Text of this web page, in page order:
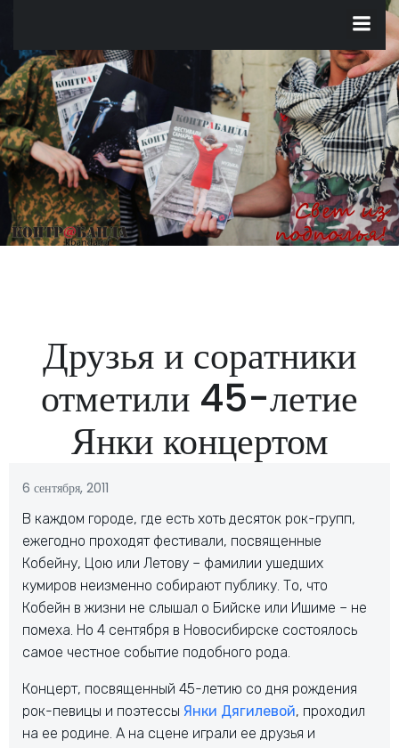
содержимому
Друзья и соратники
отметили 45-летие
Янки концертом
6 сентября, 2011
В каждом городе, где есть хоть десяток рок-групп,
ежегодно проходят фестивали, посвященные
Кобейну, Цою или Летову – фамилии ушедших
кумиров неизменно собирают публику. То, что
Кобейн в жизни не слышал о Бийске или Ишиме – не
помеха. Но 4 сентября в Новосибирске состоялось
самое честное событие подобного рода.
Концерт, посвященный 45-летию со дня рождения
рок-певицы и поэтессы Янки Дягилевой, проходил
на ее родине. А на сцене играли ее друзья и